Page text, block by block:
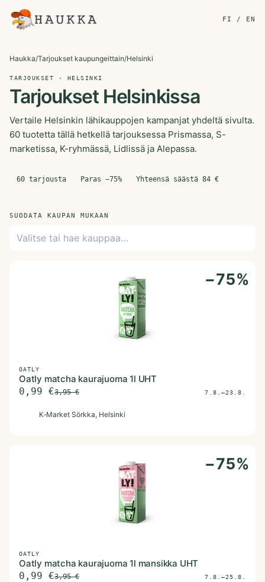
FI / EN
Haukka/Tarjoukset kaupungeittain/Helsinki
TARJOUKSET · HELSINKI
Tarjoukset Helsinkissa
Vertaile Helsinkin lähikauppojen kampanjat yhdeltä sivulta.
60 tuotetta tällä hetkellä tarjouksessa Prismassa, S-
marketissa, K-ryhmässä, Lidlissä ja Alepassa.
60 tarjousta Paras −75% Yhteensä säästä 84 €
SUODATA KAUPAN MUKAAN
−75%
OATLY
Oatly matcha kaurajuoma 1l UHT
0,99 €3,95€ 7.8.–23.8.
K‑Market Sörkka, Helsinki
−75%
OATLY
Oatly matcha kaurajuoma 1l mansikka UHT
0,99 €3,95€ 7.8.–25.8.